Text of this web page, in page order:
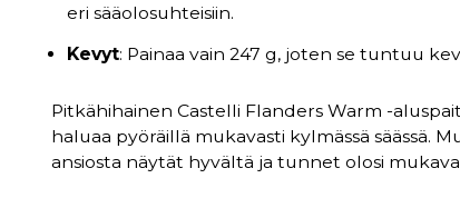
eri sääolosuhteisiin.
Kevyt: Painaa vain 247 g, joten se tuntuu
Pitkähihainen Castelli Flanders Warm -
haluaa pyöräillä mukavasti kylmässä säässä.
ansiosta näytät hyvältä ja tunnet olosi